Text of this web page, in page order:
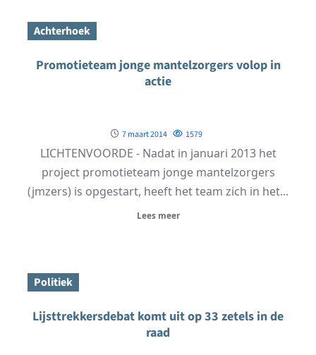
Achterhoek
Promotieteam jonge mantelzorgers volop in
actie
7 maart 2014 1579
LICHTENVOORDE - Nadat in januari 2013 het
project promotieteam jonge mantelzorgers
(jmzers) is opgestart, heeft het team zich in het...
Lees meer
Politiek
Lijsttrekkersdebat komt uit op 33 zetels in de
raad